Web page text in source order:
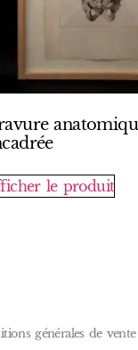
le produit
générales de vente